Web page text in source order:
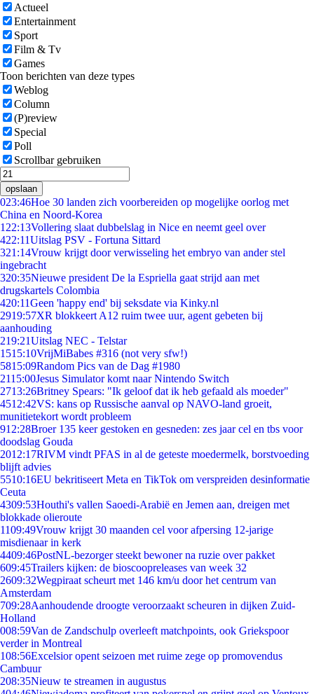
Actueel
Entertainment
Sport
Film & Tv
Games
Toon berichten van deze types
Weblog
Column
(P)review
Special
Poll
Scrollbar gebruiken
opslaan
023:46Hoe 30 landen zich voorbereiden op mogelijke oorlog met
China en Noord-Korea
1 22:13Vollering slaat dubbelslag in Nice en neemt geel over
422:11Uitslag PSV - Fortuna Sittard
321:14Vrouw krijgt door verwisseling het embryo van ander stel
ingebracht
320:35Nieuwe president De la Espriella gaat strijd aan met
drugskartels Colombia
420:11Geen 'happy end' bij seksdate via Kinky.nl
2919:57XR blokkeert A12 ruim twee uur, agent gebeten bij
aanhouding
219:21Uitslag NEC - Telstar
1515:10VrijMiBabes #316 (not very sfw!)
5815:09Random Pics van de Dag #1980
2115:00Jesus Simulator komt naar Nintendo Switch
2713:26Britney Spears: "Ik geloof dat ik heb gefaald als moeder"
4512:42VS: kans op Russische aanval op NAVO-land groeit,
munitietekort wordt probleem
912:28Broer 135 keer gestoken en gesneden: zes jaar cel en tbs voor
doodslag Gouda
2012:17RIVM vindt PFAS in al de geteste moedermelk, borstvoeding
blijft advies
5510:16EU bekritiseert Meta en TikTok om verspreiden desinformatie
Ceuta
4309:53Houthi's vallen Saoedi-Arabië en Jemen aan, dreigen met
blokkade olieroute
1109:49Vrouw krijgt 30 maanden cel voor afpersing 12-jarige
misdienaar in kerk
4409:46PostNL-bezorger steekt bewoner na ruzie over pakket
609:45Trailers kijken: de bioscoopreleases van week 32
2609:32Wegpiraat scheurt met 146 km/u door het centrum van
Amsterdam
709:28Aanhoudende droogte veroorzaakt scheuren in dijken Zuid-
Holland
008:59Van de Zandschulp overleeft matchpoints, ook Griekspoor
verder in Montreal
108:56Excelsior opent seizoen met ruime zege op promovendus
Cambuur
208:35Nieuw te streamen in augustus